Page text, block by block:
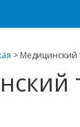
> Медицинский